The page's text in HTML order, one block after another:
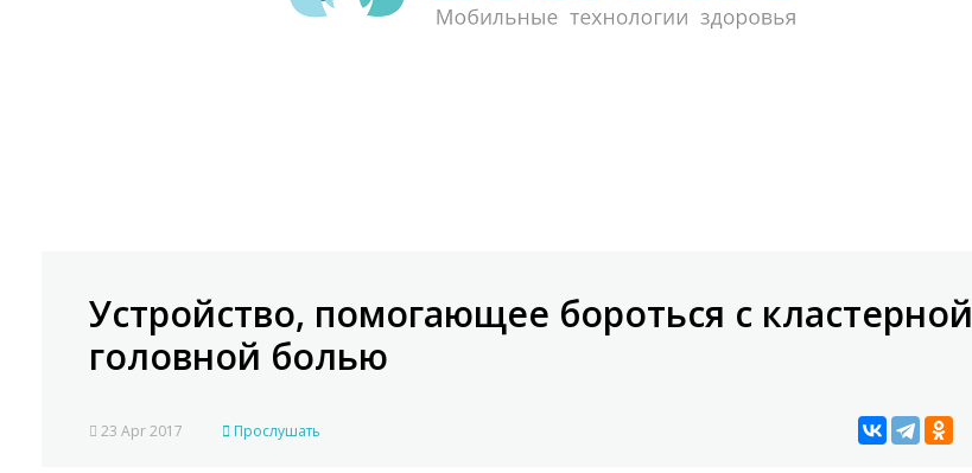
Устройство, помогающее бороться с кластерной
головной болью
23 Apr 2017 Прослушать